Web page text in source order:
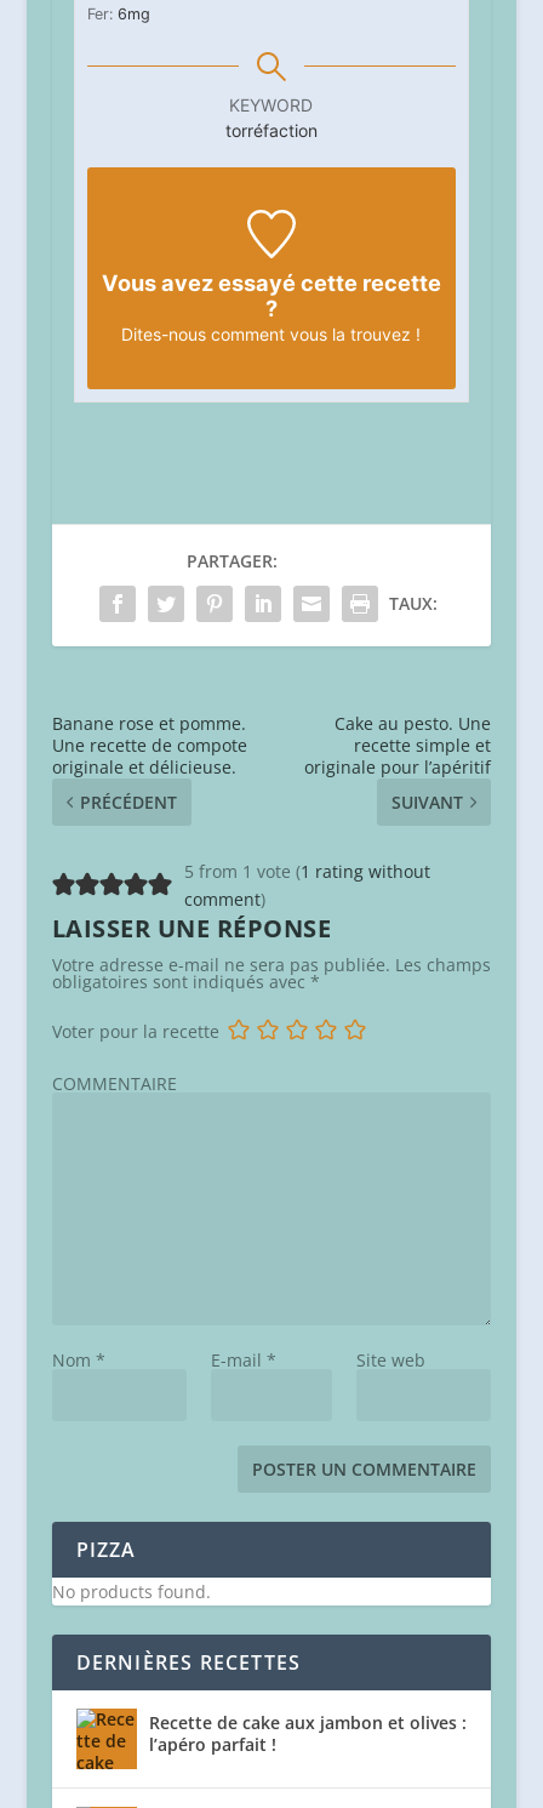
Fer: 6mg
KEYWORD
torréfaction
Vous avez essayé cette recette
?
Dites-nous comment vous la trouvez !
PARTAGER:
TAUX:
Banane rose et pomme.
Une recette de compote
originale et délicieuse.
PRÉCÉDENT
Cake au pesto. Une
recette simple et
originale pour l’apéritif
SUIVANT
5 from 1 vote (1 rating without
comment)
LAISSER UNE RÉPONSE
Votre adresse e-mail ne sera pas publiée. Les champs
obligatoires sont indiqués avec *
Voter pour la recette
COMMENTAIRE
Nom * E-mail * Site web
PIZZA
No products found.
DERNIÈRES RECETTES
Recette de cake aux jambon et olives :
l’apéro parfait !